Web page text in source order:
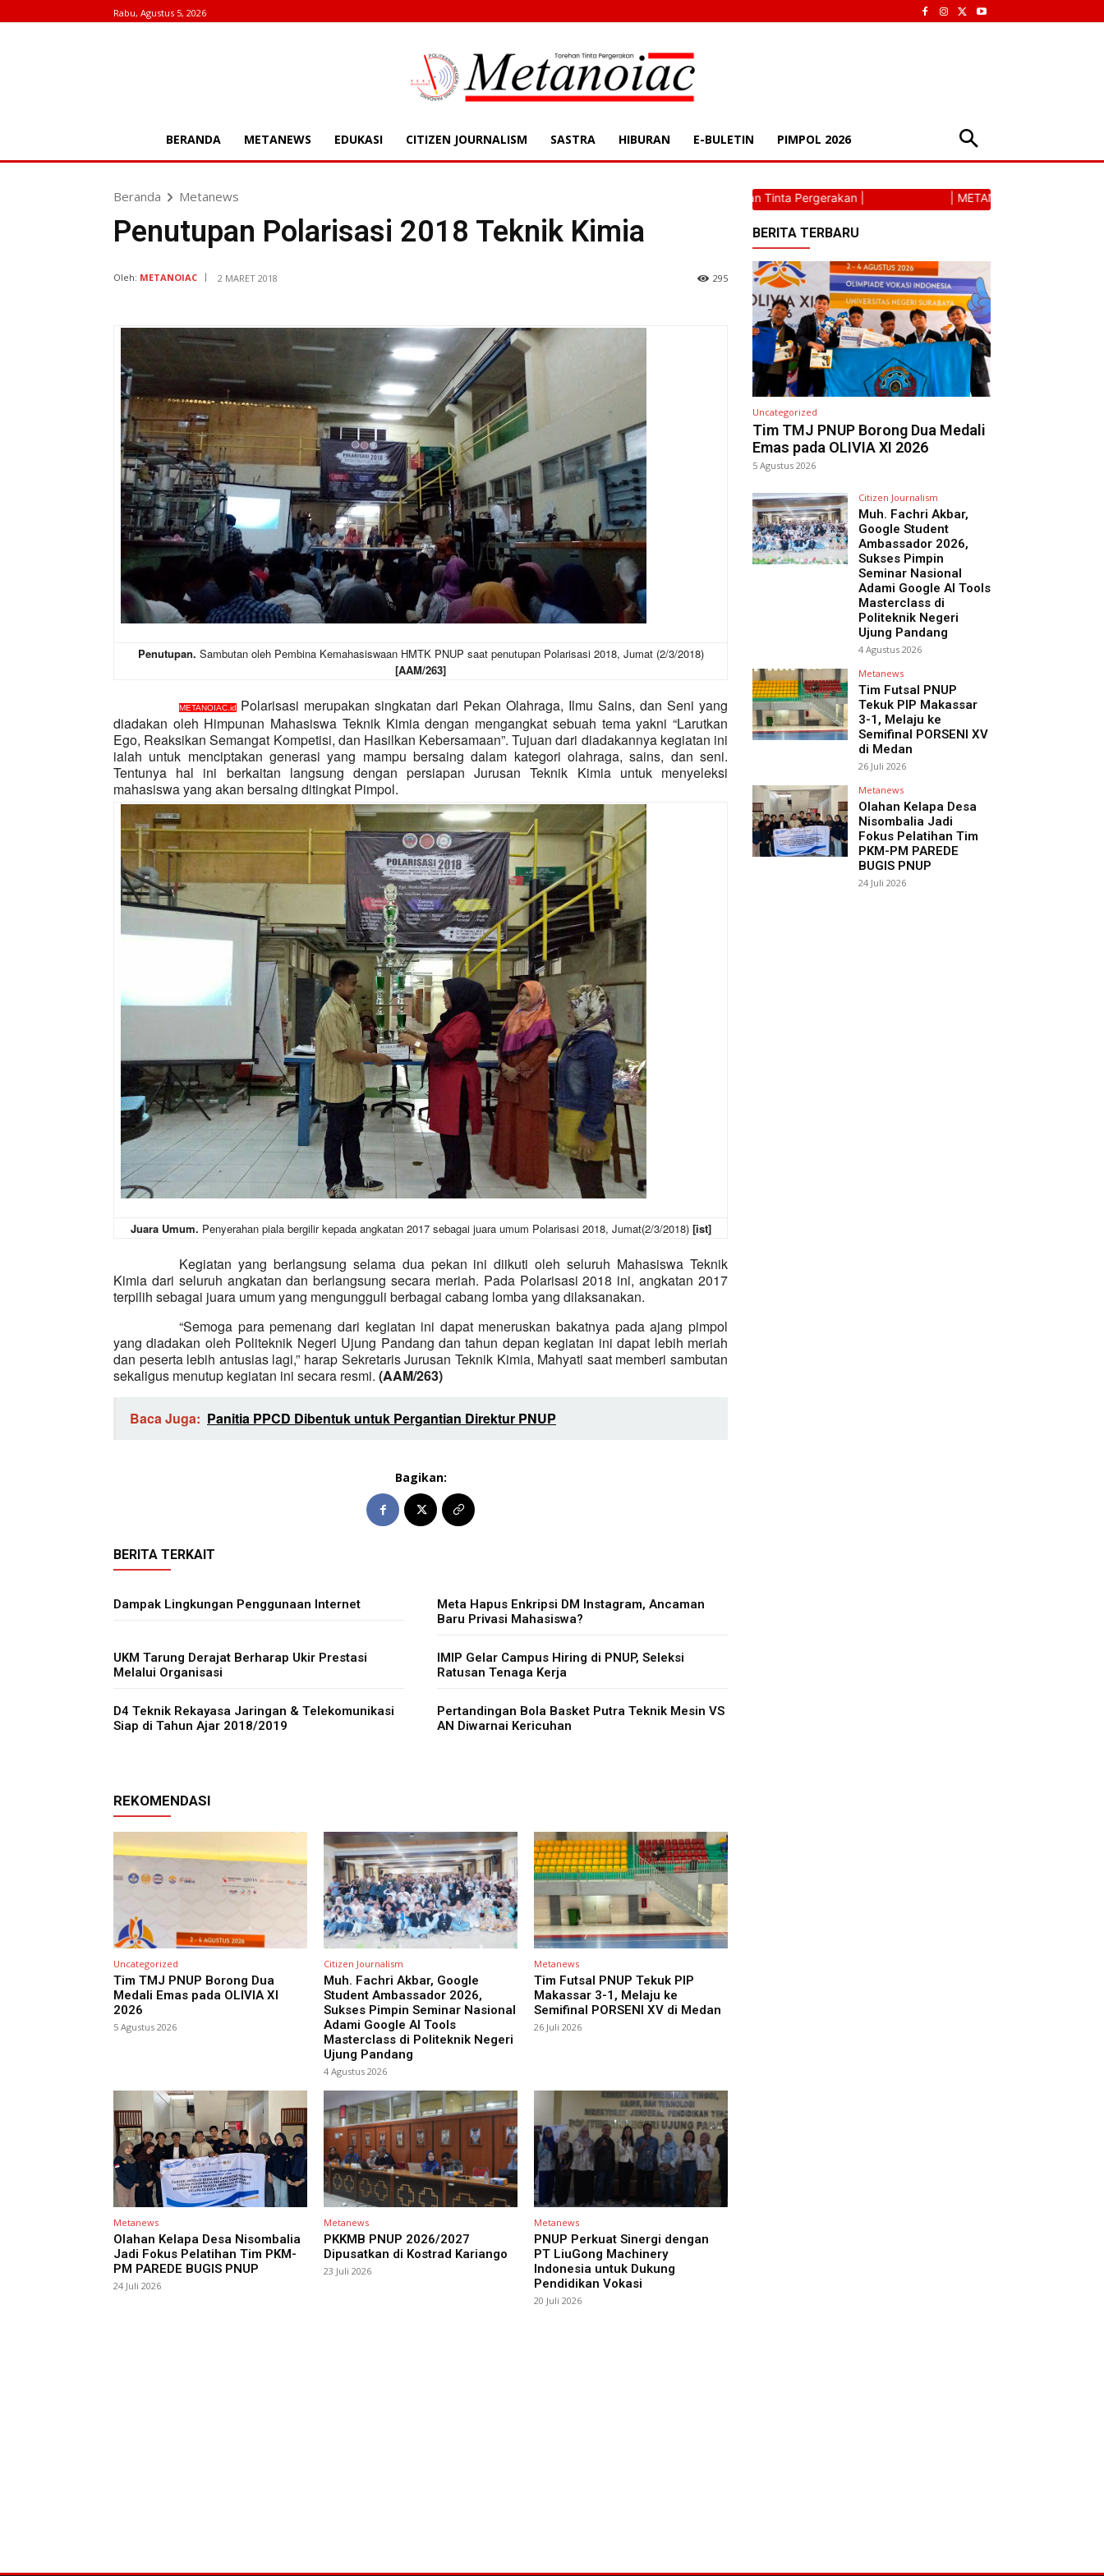
Rabu, Agustus 5, 2026
BERANDA METANEWS EDUKASI CITIZEN JOURNALISM SASTRA HIBURAN E-BULETIN PIMPOL 2026
Beranda Metanews
Penutupan Polarisasi 2018 Teknik Kimia
295
Oleh: METANOIAC 2 MARET 2018
Penutupan. Sambutan oleh Pembina Kemahasiswaan HMTK PNUP saat penutupan Polarisasi 2018, Jumat (2/3/2018)
[AAM/263]
METANOIAC.id
Polarisasi merupakan singkatan dari Pekan Olahraga, Ilmu Sains, dan Seni yang
diadakan oleh Himpunan Mahasiswa Teknik Kimia dengan mengangkat sebuah tema yakni “Larutkan
Ego, Reaksikan Semangat Kompetisi, dan Hasilkan Kebersamaan”. Tujuan dari diadakannya kegiatan ini
ialah untuk menciptakan generasi yang mampu bersaing dalam kategori olahraga, sains, dan seni.
Tentunya hal ini berkaitan langsung dengan persiapan Jurusan Teknik Kimia untuk menyeleksi
mahasiswa yang akan bersaing ditingkat Pimpol.
Juara Umum. Penyerahan piala bergilir kepada angkatan 2017 sebagai juara umum Polarisasi 2018, Jumat(2/3/2018) [ist]
Kegiatan yang berlangsung selama dua pekan ini diikuti oleh seluruh Mahasiswa Teknik
Kimia dari seluruh angkatan dan berlangsung secara meriah. Pada Polarisasi 2018 ini, angkatan 2017
terpilih sebagai juara umum yang mengungguli berbagai cabang lomba yang dilaksanakan.
“Semoga para pemenang dari kegiatan ini dapat meneruskanbakatnya pada ajang pimpol
yang diadakan oleh Politeknik Negeri Ujung Pandang dan tahun depan kegiatan ini dapat lebih meriah
dan peserta lebih antusias lagi,” harap Sekretaris Jurusan Teknik Kimia, Mahyati saat memberi sambutan
sekaligus menutup kegiatan ini secara resmi. (AAM/263)
Baca Juga: Panitia PPCD Dibentuk untuk Pergantian Direktur PNUP
Bagikan:
BERITA TERKAIT
Dampak Lingkungan Penggunaan Internet
Meta Hapus Enkripsi DM Instagram, Ancaman
Baru Privasi Mahasiswa?
UKM Tarung Derajat Berharap Ukir Prestasi
Melalui Organisasi
IMIP Gelar Campus Hiring di PNUP, Seleksi
Ratusan Tenaga Kerja
D4 Teknik Rekayasa Jaringan & Telekomunikasi
Siap di Tahun Ajar 2018/2019
Pertandingan Bola Basket Putra Teknik Mesin VS
AN Diwarnai Kericuhan
REKOMENDASI
Uncategorized
Tim TMJ PNUP Borong Dua
Medali Emas pada OLIVIA XI
2026
5 Agustus 2026
Citizen Journalism
Muh. Fachri Akbar, Google
Student Ambassador 2026,
Sukses Pimpin Seminar Nasional
Adami Google AI Tools
Masterclass di Politeknik Negeri
Ujung Pandang
4 Agustus 2026
Metanews
Tim Futsal PNUP Tekuk PIP
Makassar 3-1, Melaju ke
Semifinal PORSENI XV di Medan
26 Juli 2026
Metanews
Olahan Kelapa Desa Nisombalia
Jadi Fokus Pelatihan Tim PKM-
PM PAREDE BUGIS PNUP
24 Juli 2026
Metanews
PKKMB PNUP 2026/2027
Dipusatkan di Kostrad Kariango
23 Juli 2026
Metanews
PNUP Perkuat Sinergi dengan
PT LiuGong Machinery
Indonesia untuk Dukung
Pendidikan Vokasi
20 Juli 2026
| METANOAIC | Torehan Tinta Pergerakan | | METANOAIC | Torehan Tinta
BERITA TERBARU
Uncategorized
Tim TMJ PNUP Borong Dua Medali
Emas pada OLIVIA XI 2026
5 Agustus 2026
Citizen Journalism
Muh. Fachri Akbar,
Google Student
Ambassador 2026,
Sukses Pimpin
Seminar Nasional
Adami Google AI Tools
Masterclass di
Politeknik Negeri
Ujung Pandang
4 Agustus 2026
Metanews
Tim Futsal PNUP
Tekuk PIP Makassar
3-1, Melaju ke
Semifinal PORSENI XV
di Medan
26 Juli 2026
Metanews
Olahan Kelapa Desa
Nisombalia Jadi
Fokus Pelatihan Tim
PKM-PM PAREDE
BUGIS PNUP
24 Juli 2026